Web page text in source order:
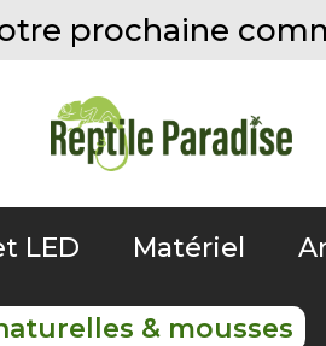
LED Matériel
& mousses
prochaine